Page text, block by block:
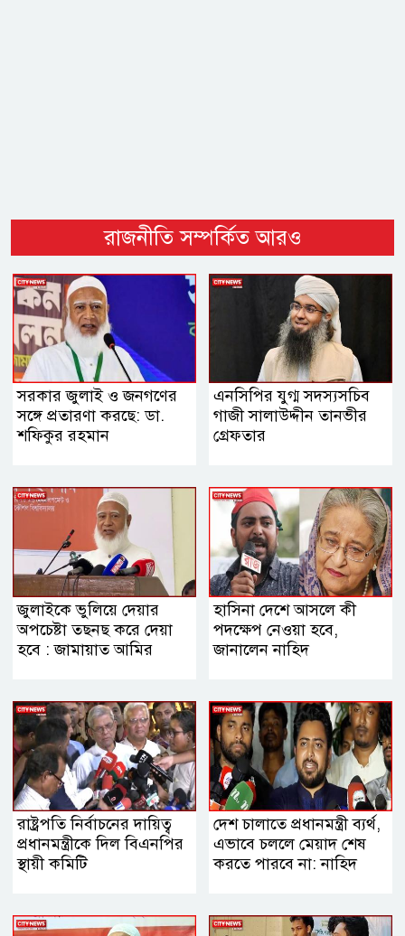
রাজনীতি সম্পর্কিত আরও
সরকার জুলাই ও জনগণের
সঙ্গে প্রতারণা করছে: ডা.
শফিকুর রহমান
এনসিপির যুগ্ম সদস্যসচিব
গাজী সালাউদ্দীন তানভীর
গ্রেফতার
জুলাইকে ভুলিয়ে দেয়ার
অপচেষ্টা তছনছ করে দেয়া
হবে : জামায়াত আমির
হাসিনা দেশে আসলে কী
পদক্ষেপ নেওয়া হবে,
জানালেন নাহিদ
রাষ্ট্রপতি নির্বাচনের দায়িত্ব
প্রধানমন্ত্রীকে দিল বিএনপির
স্থায়ী কমিটি
দেশ চালাতে প্রধানমন্ত্রী ব্যর্থ,
এভাবে চললে মেয়াদ শেষ
করতে পারবে না: নাহিদ